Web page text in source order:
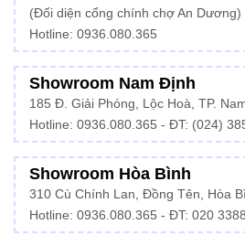
(Đối diện cổng chính chợ An Dương)
Hotline: 0936.080.365
Showroom Nam Định
185 Đ. Giải Phóng, Lộc Hoà, TP.
Hotline: 0936.080.365 - ĐT: (024)
Showroom Hòa Bình
310 Cù Chính Lan, Đồng Tên, Hòa
Hotline: 0936.080.365 - ĐT: 020